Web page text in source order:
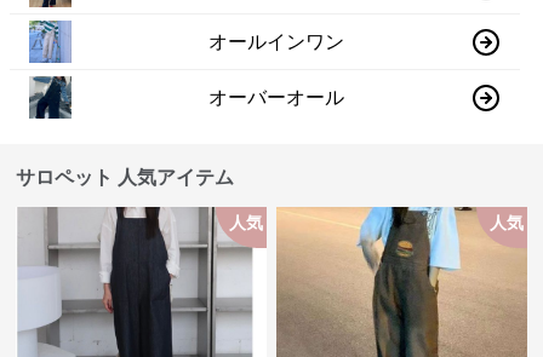
オールインワン
オーバーオール
サロペット 人気アイテム
人気 人気